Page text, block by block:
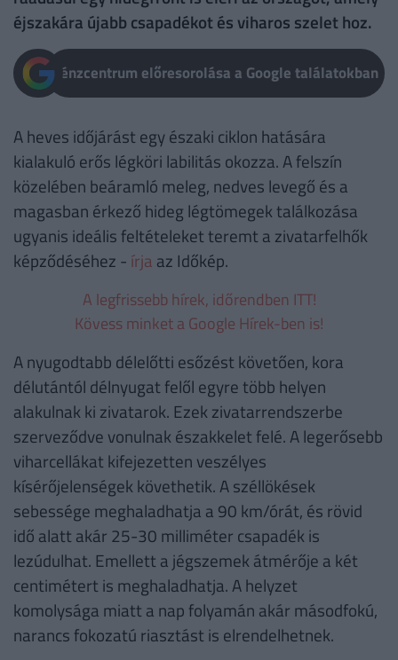
éjszakára újabb csapadékot és viharos szelet hoz.
Pénzcentrum előresorolása a Google találatokban
A heves időjárást egy északi ciklon hatására
kialakuló erős légköri labilitás okozza. A felszín
közelében beáramló meleg, nedves levegő és a
magasban érkező hideg légtömegek találkozása
ugyanis ideális feltételeket teremt a zivatarfelhők
képződéséhez - írja az Időkép.
A legfrissebb hírek, időrendben ITT!
Kövess minket a Google Hírek-ben is!
A nyugodtabb délelőtti esőzést követően, kora
délutántól délnyugat felől egyre több helyen
alakulnak ki zivatarok. Ezek zivatarrendszerbe
szerveződve vonulnak északkelet felé. A legerősebb
viharcellákat kifejezetten veszélyes
kísérőjelenségek követhetik. A széllökések
sebessége meghaladhatja a 90 km/órát, és rövid
idő alatt akár 25-30 milliméter csapadék is
lezúdulhat. Emellett a jégszemek átmérője a két
centimétert is meghaladhatja. A helyzet
komolysága miatt a nap folyamán akár másodfokú,
narancs fokozatú riasztást is elrendelhetnek.